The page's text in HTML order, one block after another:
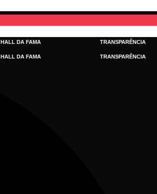
HALL DA FAMA TRANSPARÊNCIA
HALL DA FAMA TRANSPARÊNCIA